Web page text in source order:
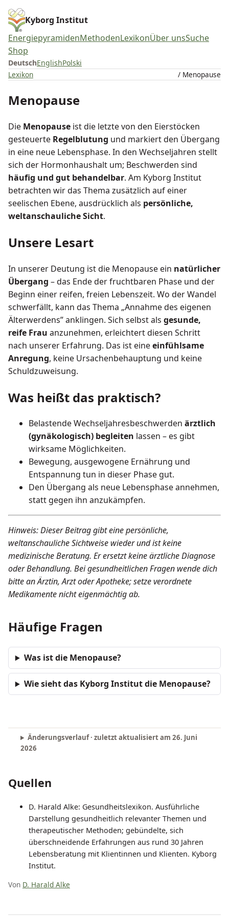
Kyborg Institut
EnergiepyramidenMethodenLexikonÜber unsSuche
Shop
DeutschEnglishPolski
Lexikon
/ Menopause
Menopause
Die Menopause ist die letzte von den Eierstöcken
gesteuerte Regelblutung und markiert den Übergang
in eine neue Lebensphase. In den Wechseljahren stellt
sich der Hormonhaushalt um; Beschwerden sind
häufig und gut behandelbar. Am Kyborg Institut
betrachten wir das Thema zusätzlich auf einer
seelischen Ebene, ausdrücklich als persönliche,
weltanschauliche Sicht.
Unsere Lesart
In unserer Deutung ist die Menopause ein natürlicher
Übergang – das Ende der fruchtbaren Phase und der
Beginn einer reifen, freien Lebenszeit. Wo der Wandel
schwerfällt, kann das Thema „Annahme des eigenen
Älterwerdens” anklingen. Sich selbst als gesunde,
reife Frau anzunehmen, erleichtert diesen Schritt
nach unserer Erfahrung. Das ist eineeinfühlsame
Anregung, keine Ursachenbehauptung und keine
Schuldzuweisung.
Was heißt das praktisch?
Belastende Wechseljahresbeschwerden ärztlich
(gynäkologisch) begleiten lassen – es gibt
wirksame Möglichkeiten.
Bewegung, ausgewogene Ernährung und
Entspannung tun in dieser Phase gut.
Den Übergang als neue Lebensphase annehmen,
statt gegen ihn anzukämpfen.
Hinweis: Dieser Beitrag gibt eine persönliche,
weltanschauliche Sichtweise wieder und ist keine
medizinische Beratung. Er ersetzt keine ärztliche Diagnose
oder Behandlung. Bei gesundheitlichen Fragen wende dich
bitte an Ärztin, Arzt oder Apotheke; setze verordnete
Medikamente nicht eigenmächtig ab.
Häufige Fragen
Was ist die Menopause?
Wie sieht das Kyborg Institut die Menopause?
Änderungsverlauf · zuletzt aktualisiert am 26. Juni
2026
Quellen
D. Harald Alke: Gesundheitslexikon. Ausführliche
Darstellung gesundheitlich relevanter Themen und
therapeutischer Methoden; gebündelte, sich
überschneidende Erfahrungen aus rund 30 Jahren
Lebensberatung mit Klientinnen und Klienten. Kyborg
Institut.
Von D. Harald Alke